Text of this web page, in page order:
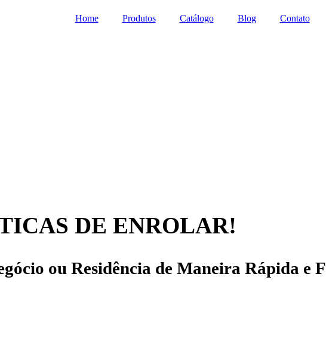
Home Produtos Catálogo Blog Contato
DE ENROLAR!
ou Residência de Maneira Rápida e